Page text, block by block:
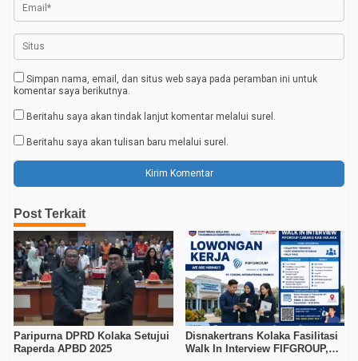
Simpan nama, email, dan situs web saya pada peramban ini untuk
komentar saya berikutnya.
Beritahu saya akan tindak lanjut komentar melalui surel.
Beritahu saya akan tulisan baru melalui surel.
Post Terkait
Paripurna DPRD Kolaka Setujui
Raperda APBD 2025
Disnakertrans Kolaka Fasilitasi
Walk In Interview FIFGROUP,